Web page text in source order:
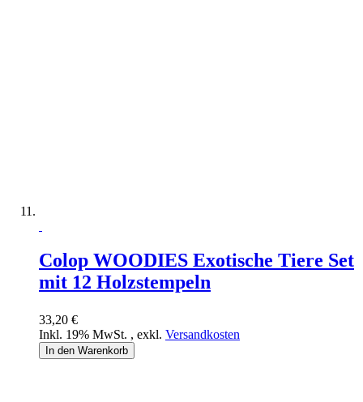
Colop WOODIES Exotische Tiere Set
mit 12 Holzstempeln
33,20 €
Inkl. 19% MwSt. , exkl. Versandkosten
In den Warenkorb